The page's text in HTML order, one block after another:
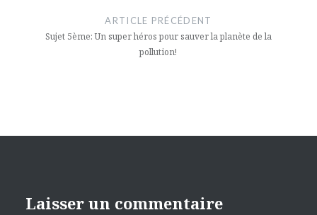
l’article
ARTICLE PRÉCÉDENT
Sujet 5ème: Un super héros pour sauver la planète de la
pollution!
Laisser un commentaire